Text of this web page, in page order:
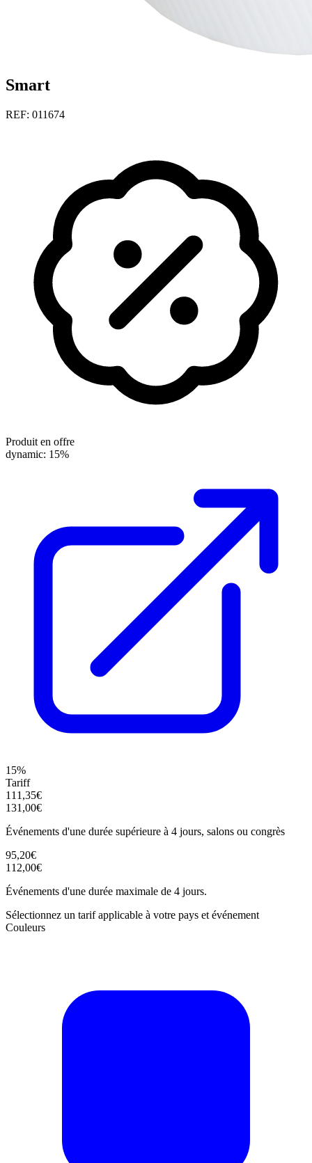
Smart
REF: 011674
Produit en offre
dynamic: 15%
15%
Tariff
111,35€
131,00€
Événements d'une durée supérieure à 4 jours, salons ou congrès
95,20€
112,00€
Événements d'une durée maximale de 4 jours.
Sélectionnez un tarif applicable à votre pays et événement
Couleurs